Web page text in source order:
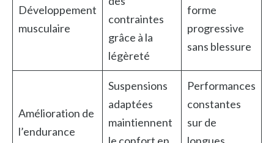
Développement
musculaire
contraintes
grâce à la
légèreté
forme
progressive
sans blessure
Amélioration de
l’endurance
Suspensions
adaptées
maintiennent
Performances
constantes
sur de